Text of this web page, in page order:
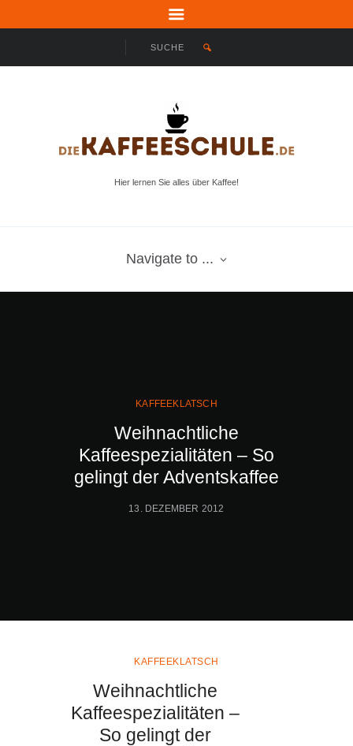
Hier lernen Sie alles über Kaffee!
Navigate to ...
KAFFEEKLATSCH
Weihnachtliche
Kaffeespezialitäten – So
gelingt der Adventskaffee
13. DEZEMBER 2012
KAFFEEKLATSCH
Weihnachtliche
Kaffeespezialitäten –
So gelingt der